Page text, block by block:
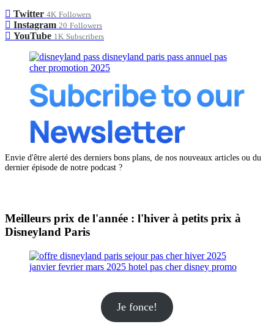
Twitter 4K Followers
Instagram 20 Followers
YouTube 1K Subscribers
Envie d'être alerté des derniers bons plans, de nos nouveaux articles ou du
dernier épisode de notre podcast ?
Meilleurs prix de l'année : l'hiver à petits prix à
Disneyland Paris
Je fonce!